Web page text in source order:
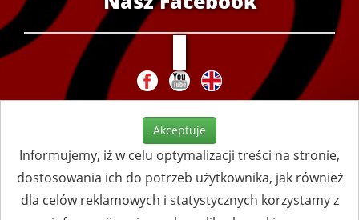
Akceptuje
Informujemy, iż w celu optymalizacji treści na stronie,
dostosowania ich do potrzeb użytkownika, jak również
dla celów reklamowych i statystycznych korzystamy z